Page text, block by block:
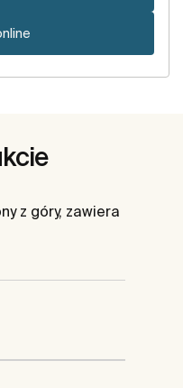
z góry, zawiera